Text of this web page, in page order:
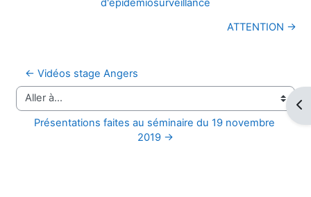
d'épidémiosurveillance
ATTENTION →
← Vidéos stage Angers
Aller à…
Présentations faites au séminaire du 19 novembre
2019 →